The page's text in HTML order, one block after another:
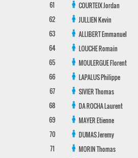
61
COURTEIXJordan
62
JULLIENKevin
63
ALLIBERTEmmanuel
64
LOUCHERomain
65
MOULERGUEFlorent
66
LAPALUSPhilippe
67
SIVIERThomas
68
DA ROCHALaurent
69
MAYEREtienne
70
DUMASJeremy
71
MORINThomas